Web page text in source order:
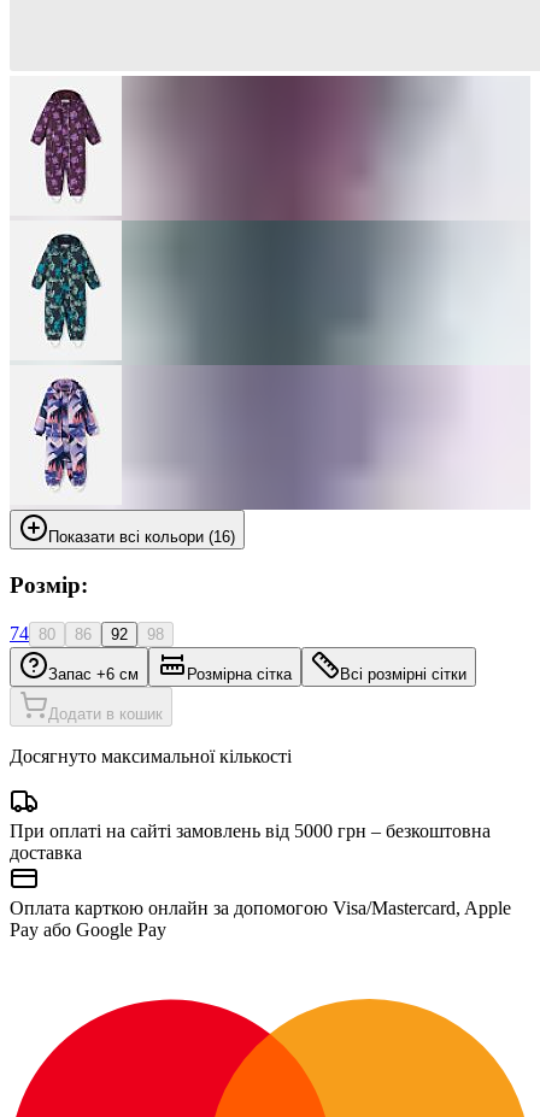
Показати всі кольори (16)
Розмір:
74 80 86 92 98
Запас +6 см Розмірна сітка Всі розмірні сітки
Додати в кошик
Досягнуто максимальної кількості
При оплаті на сайті замовлень від 5000 грн – безкоштовна
доставка
Оплата карткою онлайн за допомогою Visa/Mastercard, Apple
Pay або Google Pay